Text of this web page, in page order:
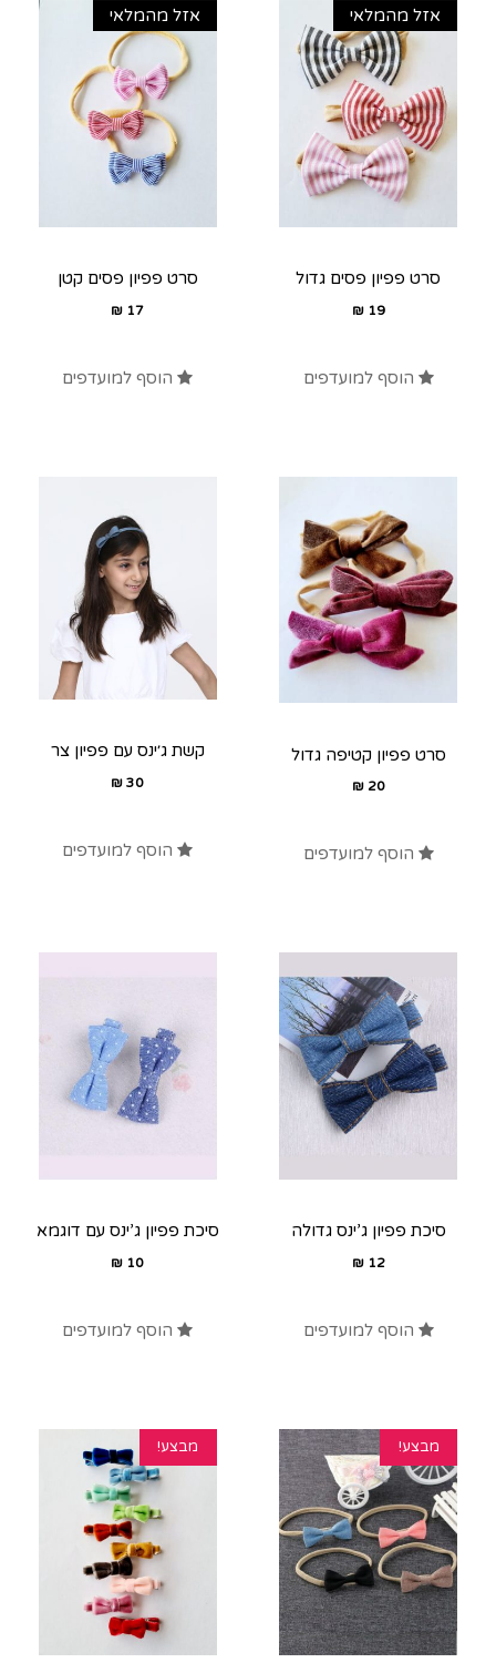
אזל מהמלאי
סרט פפיון פסים גדול
19
₪
הוסף למועדפים
אזל מהמלאי
סרט פפיון פסים קטן
17
₪
הוסף למועדפים
סרט פפיון קטיפה גדול
20
₪
הוסף למועדפים
קשת ג׳ינס עם פפיון צר
30
₪
הוסף למועדפים
סיכת פפיון ג’ינס גדולה
12
₪
הוסף למועדפים
סיכת פפיון ג’ינס עם דוגמא
10
₪
הוסף למועדפים
מבצע! מבצע!